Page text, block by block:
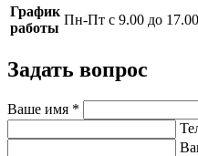
График
работы
Пн-Пт с 9.00 до 17.00
Задать вопрос
Ваше имя *